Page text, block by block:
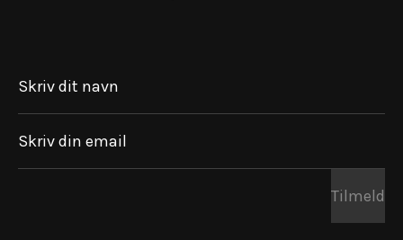
Skriv dit navn
Skriv din email
Tilmeld